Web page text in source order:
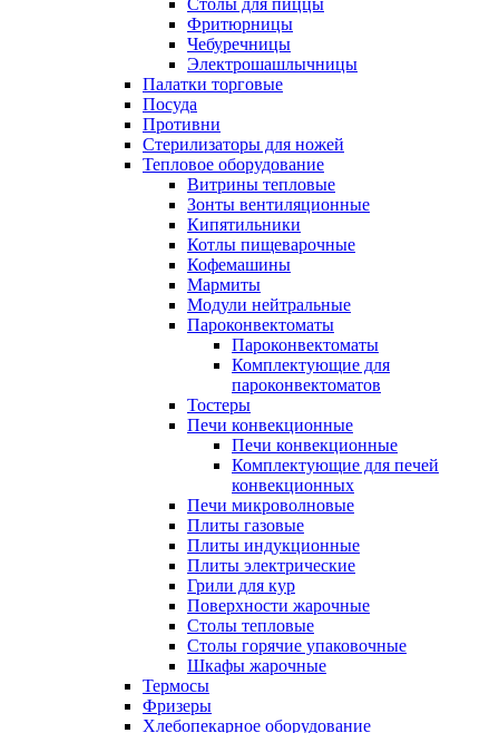
Столы для пиццы
Фритюрницы
Чебуречницы
Электрошашлычницы
Палатки торговые
Посуда
Противни
Стерилизаторы для ножей
Тепловое оборудование
Витрины тепловые
Зонты вентиляционные
Кипятильники
Котлы пищеварочные
Кофемашины
Мармиты
Модули нейтральные
Пароконвектоматы
Пароконвектоматы
Комплектующие для
пароконвектоматов
Тостеры
Печи конвекционные
Печи конвекционные
Комплектующие для печей
конвекционных
Печи микроволновые
Плиты газовые
Плиты индукционные
Плиты электрические
Грили для кур
Поверхности жарочные
Столы тепловые
Столы горячие упаковочные
Шкафы жарочные
Термосы
Фризеры
Хлебопекарное оборудование